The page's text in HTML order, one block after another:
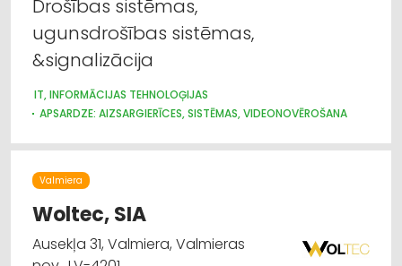
Drošības sistēmas,
ugunsdrošības sistēmas,
&signalizācija
IT, INFORMĀCIJAS TEHNOLOĢIJAS
APSARDZE: AIZSARGIERĪCES, SISTĒMAS, VIDEONOVĒROŠANA
ELEKTROMONTĀŽA, ELEKTROINSTALĀCIJA
TIRDZNIECĪBA
VĀJSTRĀVAS TĪKLI
BIROJA TEHNIKA UN IEKĀRTAS
Valmiera
Woltec, SIA
Ausekļa 31, Valmiera, Valmieras